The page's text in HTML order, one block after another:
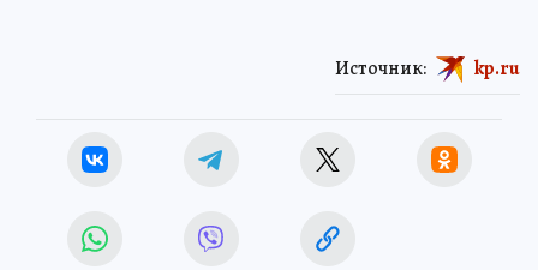
Источник: kp.ru